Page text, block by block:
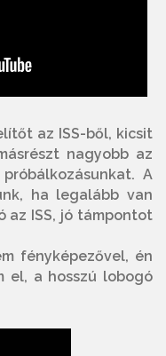
az ISS-ből, kicsit
nagyobb az
A
ha legalább van
az ISS, jó támpontot
fényképezővel, én
el, a hosszú lobogó